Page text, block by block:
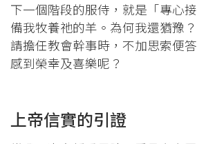
下一個階段的服侍，就是「專心
備我牧養祂的羊。為何我還猶豫
請擔任教會幹事時，不加思索便
感到榮幸及喜樂呢？
上帝信實的引證